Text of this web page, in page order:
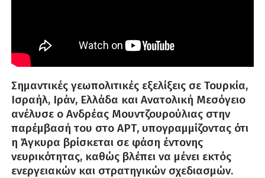
Σημαντικές γεωπολιτικές εξελίξεις σε Τουρκία,
Ισραήλ, Ιράν, Ελλάδα και Ανατολική Μεσόγειο
ανέλυσε ο Ανδρέας Μουντζουρούλιας στην
παρέμβασή του στο ΑΡΤ, υπογραμμίζοντας ότι
η Άγκυρα βρίσκεται σε φάση έντονης
νευρικότητας, καθώς βλέπει να μένει εκτός
ενεργειακών και στρατηγικών σχεδιασμών.